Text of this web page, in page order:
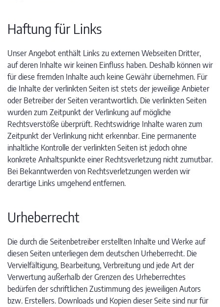
Haftung für Links
Unser Angebot enthält Links zu externen Webseiten Dritter,
auf deren Inhalte wir keinen Einfluss haben. Deshalb können wir
für diese fremden Inhalte auch keine Gewähr übernehmen. Für
die Inhalte der verlinkten Seiten ist stets der jeweilige Anbieter
oder Betreiber der Seiten verantwortlich. Die verlinkten Seiten
wurden zum Zeitpunkt der Verlinkung auf mögliche
Rechtsverstöße überprüft. Rechtswidrige Inhalte waren zum
Zeitpunkt der Verlinkung nicht erkennbar. Eine permanente
inhaltliche Kontrolle der verlinkten Seiten ist jedoch ohne
konkrete Anhaltspunkte einer Rechtsverletzung nicht zumutbar.
Bei Bekanntwerden von Rechtsverletzungen werden wir
derartige Links umgehend entfernen.
Urheberrecht
Die durch die Seitenbetreiber erstellten Inhalte und Werke auf
diesen Seiten unterliegen dem deutschen Urheberrecht. Die
Vervielfältigung, Bearbeitung, Verbreitung und jede Art der
Verwertung außerhalb der Grenzen des Urheberrechtes
bedürfen der schriftlichen Zustimmung des jeweiligen Autors
bzw. Erstellers. Downloads und Kopien dieser Seite sind nur für